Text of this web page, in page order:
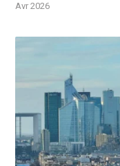
Avr 2026